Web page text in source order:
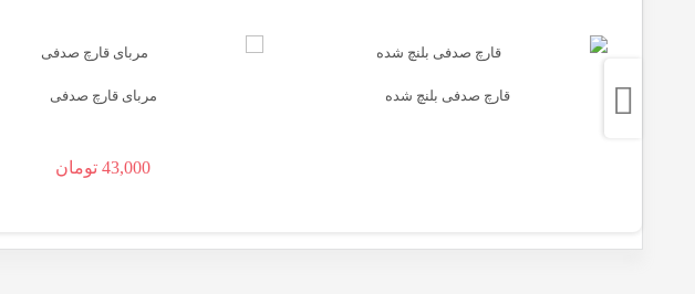
‌مربای قارچ صدفی
43,000 تومان
قارچ صدفی بلنچ شده